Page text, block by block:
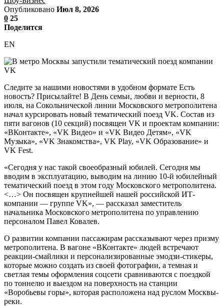
Опубликовано Июл 8, 2026
0 25
Поделится
EN
Следите за нашими новостями в удобном формате Есть
новость? Присылайте! В День семьи, любви и верности, 8
июля, на Сокольнической линии Московского метрополитена
начал курсировать новый тематический поезд VK. Состав из
пяти вагонов (10 секций) посвящен VK и проектам компании:
«ВКонтакте», «VK Видео» и «VK Видео Детям», «VK
Музыка», «VK Знакомства», VK Play, «VK Образование» и
VK Fest.
«Сегодня у нас такой своеобразный юбилей. Сегодня мы
вводим в эксплуатацию, выводим на линию 10-й юбилейный
тематический поезд в этом году Московского метрополитена.
<…> Он посвящен крупнейшей нашей российской ИТ-
компании — группе VK», — рассказал заместитель
начальника Московского метрополитена по управлению
персоналом Павел Ковалев.
О развитии компании пассажирам рассказывают через призму
метрополитена. В вагоне «ВКонтакте» людей встречают
реакции-смайлики и персонализированные эмодзи-стикеры,
которые можно создать из своей фотографии, а темная и
светлая темы оформления соцсети сравниваются с поездкой
по тоннелю и выездом на поверхность на станции
«Воробьевы горы», которая расположена над руслом Москвы-
реки.